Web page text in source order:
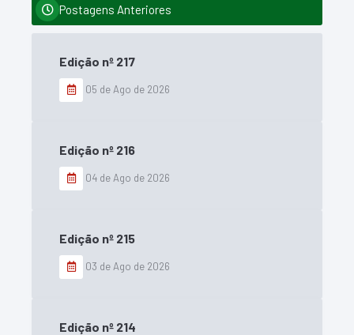
Postagens Anteriores
Edição nº 217
05 de Ago de 2026
Edição nº 216
04 de Ago de 2026
Edição nº 215
03 de Ago de 2026
Edição nº 214